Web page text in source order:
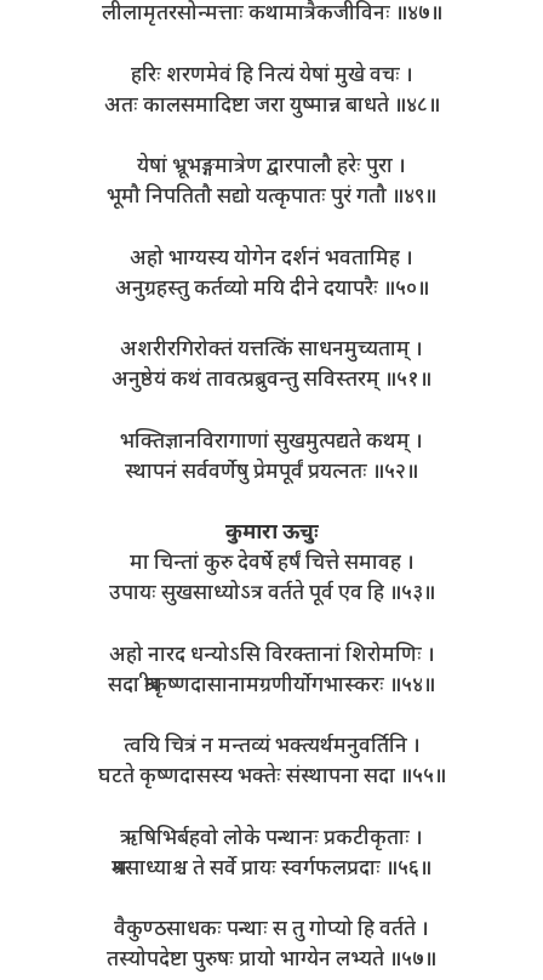
लीलामृतरसोन्मत्ताः कथामात्रैकजीविनः ॥४७॥
हरिः शरणमेवं हि नित्यं येषां मुखे वचः ।
अतः कालसमादिष्टा जरा युष्मान्न बाधते ॥४८॥
येषां भ्रूभङ्गमात्रेण द्वारपालौ हरेः पुरा ।
भूमौ निपतितौ सद्यो यत्कृपातः पुरं गतौ ॥४९॥
अहो भाग्यस्य योगेन दर्शनं भवतामिह ।
अनुग्रहस्तु कर्तव्यो मयि दीने दयापरैः ॥५०॥
अशरीरगिरोक्तं यत्तत्किं साधनमुच्यताम् ।
अनुष्ठेयं कथं तावत्प्रब्रुवन्तु सविस्तरम् ॥५१॥
भक्तिज्ञानविरागाणां सुखमुत्पद्यते कथम् ।
स्थापनं सर्ववर्णेषु प्रेमपूर्वं प्रयत्नतः ॥५२॥
कुमारा ऊचुः
मा चिन्तां कुरु देवर्षे हर्षं चित्ते समावह ।
उपायः सुखसाध्योऽत्र वर्तते पूर्व एव हि ॥५३॥
अहो नारद धन्योऽसि विरक्तानां शिरोमणिः ।
सदा श्रीकृष्णदासानामग्रणीर्योगभास्करः ॥५४॥
त्वयि चित्रं न मन्तव्यं भक्त्यर्थमनुवर्तिनि ।
घटते कृष्णदासस्य भक्तेः संस्थापना सदा ॥५५॥
ऋषिभिर्बहवो लोके पन्थानः प्रकटीकृताः ।
श्रमसाध्याश्च ते सर्वे प्रायः स्वर्गफलप्रदाः ॥५६॥
वैकुण्ठसाधकः पन्थाः स तु गोप्यो हि वर्तते ।
तस्योपदेष्टा पुरुषः प्रायो भाग्येन लभ्यते ॥५७॥